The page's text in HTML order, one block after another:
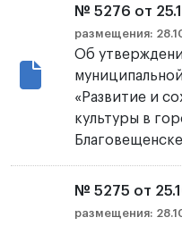
№ 5276 от
размещения:
Об
«Развитие и
культуры в
№ 5275 от
размещения: